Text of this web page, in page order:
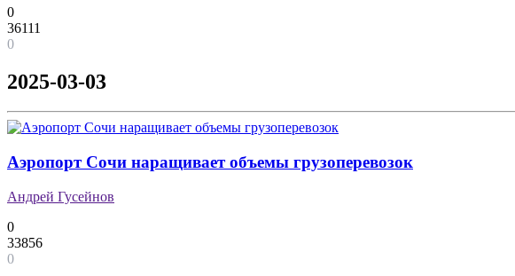
0
36111
0
2025-03-03
Аэропорт Сочи наращивает объемы грузоперевозок
Андрей Гусейнов
0
33856
0